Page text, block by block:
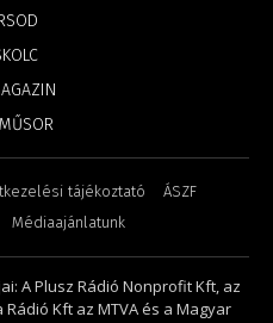
tájékoztató
ÁSZF
Médiaajánlatunk
A Plusz Rádió Nonprofit Kft, az
Kft az MTVA és a Magyar